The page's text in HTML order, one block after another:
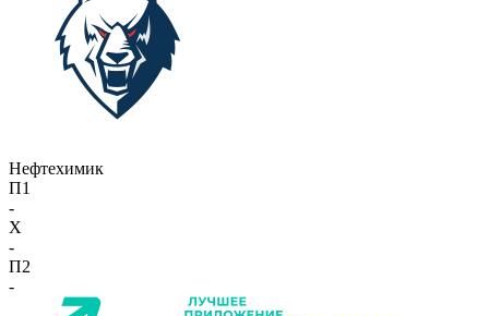
Нефтехимик
П1
-
X
-
П2
-